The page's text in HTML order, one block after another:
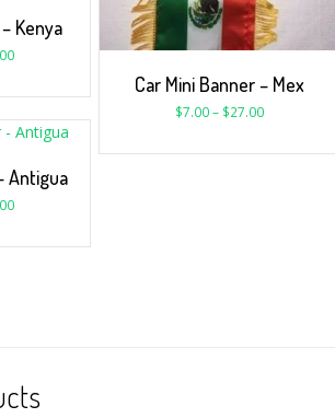
Car Mini Banner – Mex
$7.00– $27.00
Kenya
Antigua